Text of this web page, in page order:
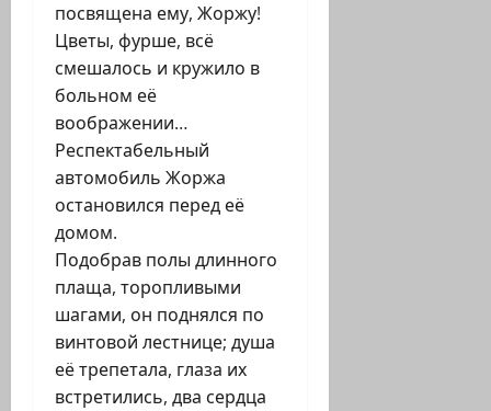
посвящена ему, Жоржу!
Цветы, фурше, всё
смешалось и кружило в
больном её
воображении…
Респектабельный
автомобиль Жоржа
остановился перед её
домом.
Подобрав полы длинного
плаща, торопливыми
шагами, он поднялся по
винтовой лестнице; душа
её трепетала, глаза их
встретились, два сердца